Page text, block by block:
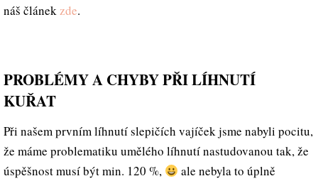
náš článekzde.
PROBLÉMY A CHYBY PŘI LÍHNUTÍ
KUŘAT
Při našem prvním líhnutí slepičích vajíček jsme nabyli pocitu,
že máme problematiku umělého líhnutí nastudovanou tak, že
úspěšnost musí být min. 120 %,
ale nebyla to úplně